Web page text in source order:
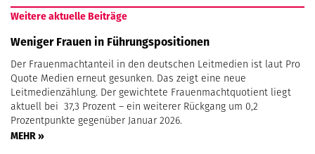
Weitere aktuelle Beiträge
Weniger Frauen in Führungspositionen
Der Frauenmachtanteil in den deutschen Leitmedien ist laut Pro
Quote Medien erneut gesunken. Das zeigt eine neue
Leitmedienzählung. Der gewichtete Frauenmachtquotient liegt
aktuell bei 37,3 Prozent – ein weiterer Rückgang um 0,2
Prozentpunkte gegenüber Januar 2026.
MEHR »